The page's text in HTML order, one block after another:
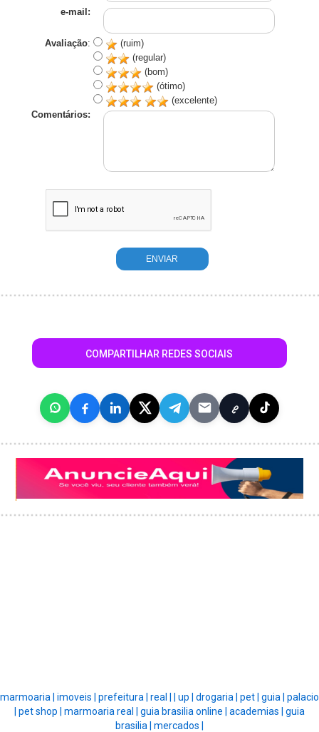
e-mail:
Avaliação:
(ruim)
(regular)
(bom)
(ótimo)
(excelente)
Comentários:
COMPARTILHAR REDES SOCIAIS
marmoaria | imoveis | prefeitura | real | up | drogaria | pet | guia | palacio
pet shop | marmoaria real | guia brasilia online | academias | guia
brasilia | mercados |